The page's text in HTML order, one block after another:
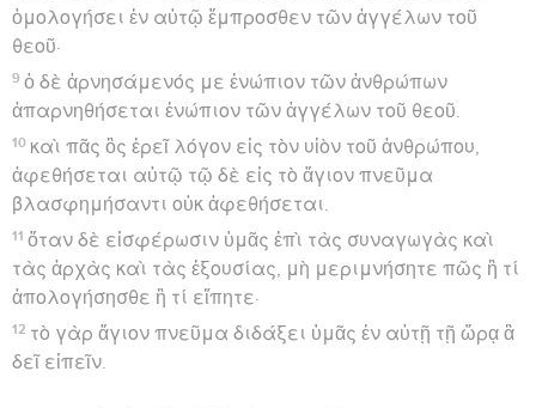
ὁμολογήσει ἐν αὐτῷ ἔμπροσθεν τῶν ἀγγέλων τοῦ
θεοῦ·
9 ὁ δὲ ἀρνησάμενός με ἐνώπιον τῶν ἀνθρώπων
ἀπαρνηθήσεται ἐνώπιον τῶν ἀγγέλων τοῦ θεοῦ.
10 καὶ πᾶς ὃς ἐρεῖ λόγον εἰς τὸν υἱὸν τοῦ ἀνθρώπου,
ἀφεθήσεται αὐτῷ τῷ δὲ εἰς τὸ ἅγιον πνεῦμα
βλασφημήσαντι οὐκ ἀφεθήσεται.
11 ὅταν δὲ εἰσφέρωσιν ὑμᾶς ἐπὶ τὰς συναγωγὰς καὶ
τὰς ἀρχὰς καὶ τὰς ἐξουσίας, μὴ μεριμνήσητε πῶς ἢ τί
ἀπολογήσησθε ἢ τί εἴπητε·
12 τὸ γὰρ ἅγιον πνεῦμα διδάξει ὑμᾶς ἐν αὐτῇ τῇ ὥρᾳ ἃ
δεῖ εἰπεῖν.